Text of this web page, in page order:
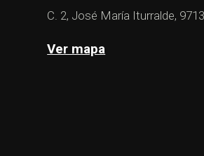
C. 2, José María Iturralde,
Ver mapa